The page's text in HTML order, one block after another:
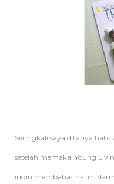
Seringkali saya ditanya hal
setelah memakai Young
ingin membahas hal ini dan